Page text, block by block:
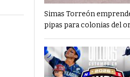
Simas Torreón
pipas para colonias del